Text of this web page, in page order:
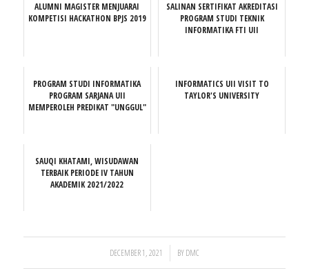
ALUMNI MAGISTER MENJUARAI
KOMPETISI HACKATHON BPJS 2019
SALINAN SERTIFIKAT AKREDITASI
PROGRAM STUDI TEKNIK
INFORMATIKA FTI UII
PROGRAM STUDI INFORMATIKA
PROGRAM SARJANA UII
MEMPEROLEH PREDIKAT "UNGGUL"
INFORMATICS UII VISIT TO
TAYLOR'S UNIVERSITY
SAUQI KHATAMI, WISUDAWAN
TERBAIK PERIODE IV TAHUN
AKADEMIK 2021/2022
DECEMBER 1, 2021
/ BYDMC